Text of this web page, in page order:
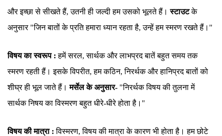
और इच्छा से सीखते हैं, उतनी ही जल्दी हम उसको भूलते हैं।स्टाउटके
अनुसार "जिन बातों के प्रति हमारा ध्यान रहता है, उन्हें हम स्मरण रखते हैं।"
विषय का स्वरूप :हमें सरल, सार्थक और लाभप्रद बातें बहुत समय तक
स्मरण रहती हैं। इसके विपरीत, हम कठिन, निरर्थक और हानिप्रद बातों को
शीघ्र ही भूल जाते हैं।मर्सेल के अनुसार- "निरर्थक विषय की तुलना में
सार्थक निषय का विस्मरण बहुत धीरे-धीरे होता है।"
विषय की मात्रा : विस्मरण, विषय की मात्रा के कारण भी होता है। हम छोटे